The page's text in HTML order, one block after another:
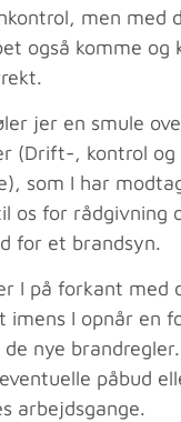
men med
også komme og
jer en smule
(Drift-, kontrol og
som I har
os for rådgivning
for et brandsyn.
I på forkant med
imens I opnår en
nye
påbud
arbejdsgange.